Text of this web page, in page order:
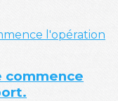
commence